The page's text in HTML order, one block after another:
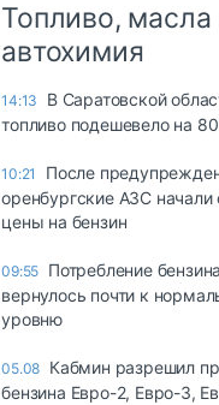
Топливо, масла
автохимия
14:13
В Саратовской
топливо подешевело на
10:21
После
оренбургские АЗС начали
цены на бензин
09:55 Потребление
вернулось почти к
уровню
05.08 Кабмин разрешил
бензина Евро-2, Евро-3,